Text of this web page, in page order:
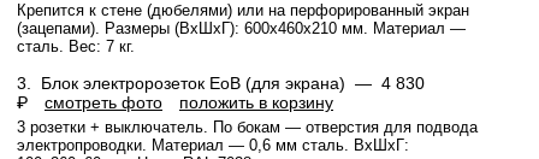
Крепится к стене (дюбелями) или на перфорированный экран
(зацепами). Размеры (ВхШхГ): 600x460x210 мм. Материал —
сталь. Вес: 7 кг.
3. Блок электророзеток EoB (для экрана) — 4 830
₽
смотреть фото положить в корзину
3 розетки + выключатель. По бокам — отверстия для подвода
электропроводки. Материал — 0,6 мм сталь. ВхШхГ: